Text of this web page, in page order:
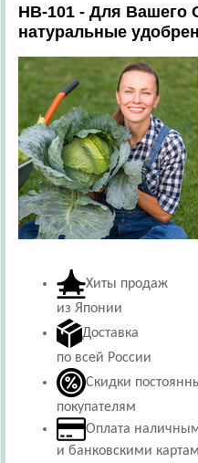
HB-101 - Для Вашего
натуральные
Хиты продаж
из Японии
Доставка
по всей России
Скидки
покупателям
Оплата
и банковскими